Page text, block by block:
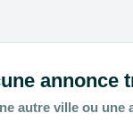
annonce
autre ville ou une